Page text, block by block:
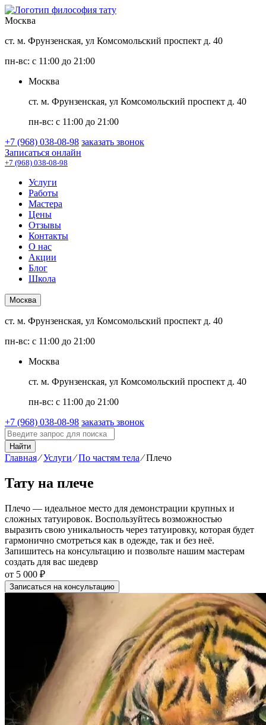
Москва
ст. м. Фрунзенская, ул Комсомольский проспект д. 40
пн-вс: с 11:00 до 21:00
Москва
ст. м. Фрунзенская, ул Комсомольский проспект д. 40
пн-вс: с 11:00 до 21:00
+7 (968) 038-08-98 заказать звонок
Записаться онлайн
+7 (968) 038-08-98
Услуги
Работы
Мастера
Цены
Отзывы
Контакты
О нас
Акции
Блог
Школа
Москва
ст. м. Фрунзенская, ул Комсомольский проспект д. 40
пн-вс: с 11:00 до 21:00
Москва
ст. м. Фрунзенская, ул Комсомольский проспект д. 40
пн-вс: с 11:00 до 21:00
+7 (968) 038-08-98 заказать звонок
Найти
Главная⁄Услуги⁄По частям тела⁄Плечо
Тату на плече
Плечо — идеальное место для демонстрации крупных и
сложных татуировок. Воспользуйтесь возможностью
выразить свою уникальность через татуировку, которая будет
гармонично смотреться как в одежде, так и без неё.
Запишитесь на консультацию и позвольте нашим мастерам
создать для вас шедевр
от 5 000 ₽
Записаться на консультацию